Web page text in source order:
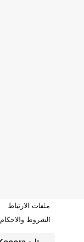
ملفات الارتباط
الشروط والاحكام